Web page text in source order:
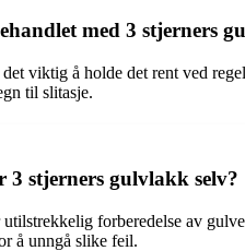
med 3 stjerners
viktig å holde det rent ved
til slitasje.
3 stjerners gulvlakk selv?
forberedelse av
å unngå slike feil.